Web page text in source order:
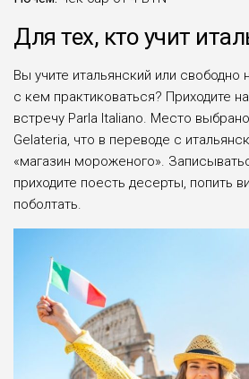
Для тех, кто учит
Вы учите итальянский или свободно
с кем практиковаться? Приходите
встречу Parla Italiano. Место
Gelateria, что в переводе с
«магазин мороженого».
приходите поесть десерты, попить
поболтать.